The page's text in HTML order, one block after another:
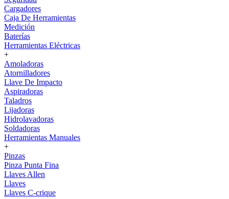
Cargadores
Caja De Herramientas
Medición
Baterías
Herramientas Eléctricas
+
Amoladoras
Atornilladores
Llave De Impacto
Aspiradoras
Taladros
Lijadoras
Hidrolavadoras
Soldadoras
Herramientas Manuales
+
Pinzas
Pinza Punta Fina
Llaves Allen
Llaves
Llaves C-crique